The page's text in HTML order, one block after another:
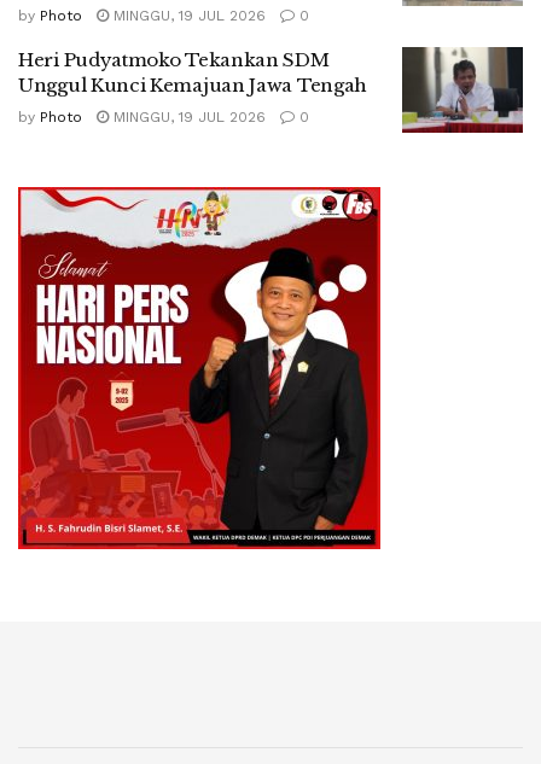
by Photo MINGGU, 19 JUL 2026 0
Heri Pudyatmoko Tekankan SDM
Unggul Kunci Kemajuan Jawa Tengah
by Photo MINGGU, 19 JUL 2026 0